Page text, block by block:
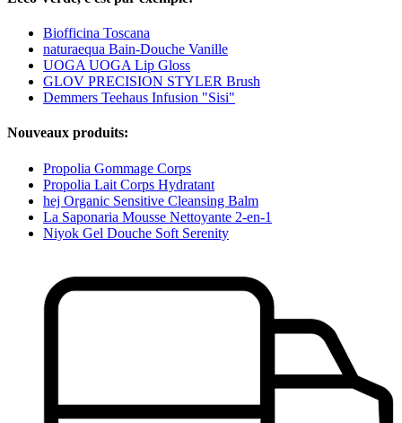
Biofficina Toscana
naturaequa Bain-Douche Vanille
UOGA UOGA Lip Gloss
GLOV PRECISION STYLER Brush
Demmers Teehaus Infusion "Sisi"
Nouveaux produits:
Propolia Gommage Corps
Propolia Lait Corps Hydratant
hej Organic Sensitive Cleansing Balm
La Saponaria Mousse Nettoyante 2-en-1
Niyok Gel Douche Soft Serenity